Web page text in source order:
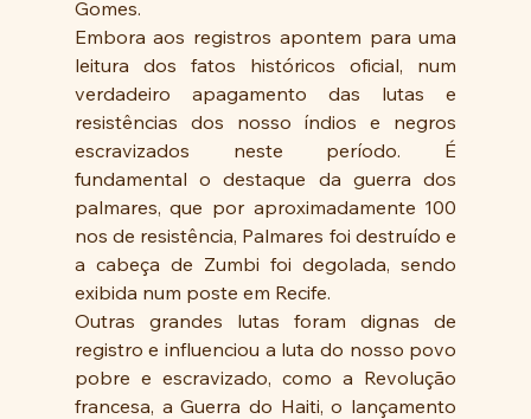
Gomes.
Embora aos registros apontem para uma
leitura dos fatos históricos oficial, num
verdadeiro apagamento das lutas e
resistências dos nosso índios e negros
escravizados neste período. É
fundamental o destaque da guerra dos
palmares, que por aproximadamente 100
nos de resistência, Palmares foi destruído e
a cabeça de Zumbi foi degolada, sendo
exibida num poste em Recife.
Outras grandes lutas foram dignas de
registro e influenciou a luta do nosso povo
pobre e escravizado, como a Revolução
francesa, a Guerra do Haiti, o lançamento